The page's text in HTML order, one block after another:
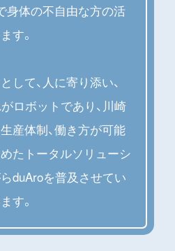
身体の不自由な方の活
す。
して、人に寄り添い、
ロボットであり、川崎
産体制、働き方が可能
たトータルソリューシ
duAroを普及させてい
す。